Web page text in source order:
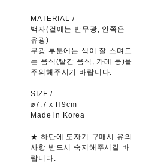
MATERIAL /
백자(겉에는 반무광, 안쪽은
유광)
무광 부분에는 색이 잘 스며드
는 음식(빨간 음식, 카레 등)을
주의해주시기 바랍니다.
SIZE /
⌀7.7 x H9cm
Made in Korea
★ 하단에 도자기 구매시 유의
사항 반드시 숙지해주시길 바
랍니다.